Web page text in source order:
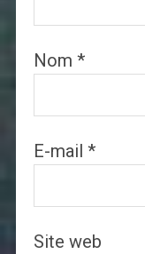
Nom *
E-mail *
Site web